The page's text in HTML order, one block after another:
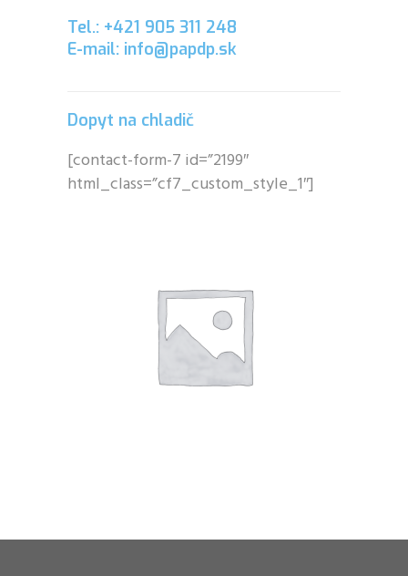
Tel.: +421 905 311 248
E-mail: info@papdp.sk
Dopyt na chladič
[contact-form-7 id=”2199″
html_class=”cf7_custom_style_1″]